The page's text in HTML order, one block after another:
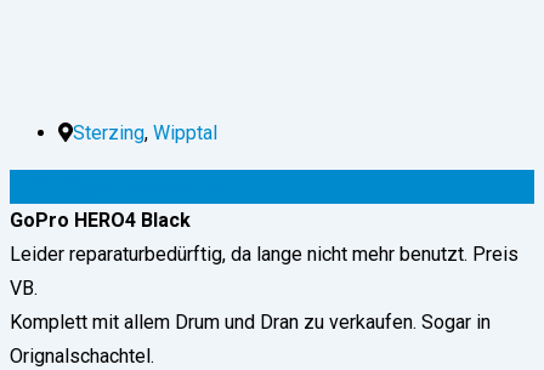
Sterzing, Wipptal
GoPro HERO4 Black
Leider reparaturbedürftig, da lange nicht mehr benutzt. Preis
VB.
Komplett mit allem Drum und Dran zu verkaufen. Sogar in
Orignalschachtel.